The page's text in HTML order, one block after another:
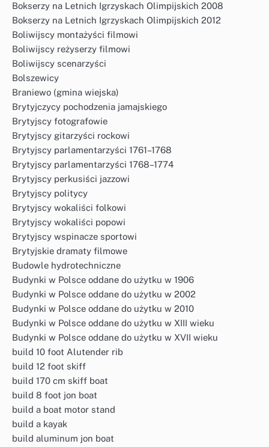
Bokserzy na Letnich Igrzyskach Olimpijskich 2008
Bokserzy na Letnich Igrzyskach Olimpijskich 2012
Boliwijscy montażyści filmowi
Boliwijscy reżyserzy filmowi
Boliwijscy scenarzyści
Bolszewicy
Braniewo (gmina wiejska)
Brytyjczycy pochodzenia jamajskiego
Brytyjscy fotografowie
Brytyjscy gitarzyści rockowi
Brytyjscy parlamentarzyści 1761–1768
Brytyjscy parlamentarzyści 1768–1774
Brytyjscy perkusiści jazzowi
Brytyjscy politycy
Brytyjscy wokaliści folkowi
Brytyjscy wokaliści popowi
Brytyjscy wspinacze sportowi
Brytyjskie dramaty filmowe
Budowle hydrotechniczne
Budynki w Polsce oddane do użytku w 1906
Budynki w Polsce oddane do użytku w 2002
Budynki w Polsce oddane do użytku w 2010
Budynki w Polsce oddane do użytku w XIII wieku
Budynki w Polsce oddane do użytku w XVII wieku
build 10 foot Alutender rib
build 12 foot skiff
build 170 cm skiff boat
build 8 foot jon boat
build a boat motor stand
build a kayak
build aluminum jon boat